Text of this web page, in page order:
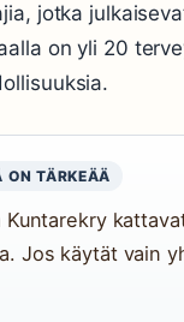
jotka
on yli 20
ON TÄRKEÄÄ
Kuntarekry
Jos käytät vain